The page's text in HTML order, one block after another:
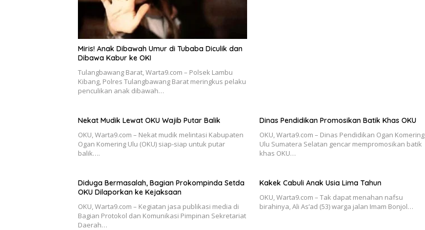
Miris! Anak Dibawah Umur di Tubaba Diculik dan
Dibawa Kabur ke OKI
Tulangbawang Barat, Warta9.com – Polsek Lambu
Kibang, Polres Tulangbawang Barat meringkus pelaku
penculikan anak dibawah…
Nekat Mudik Lewat OKU Wajib Putar Balik
OKU, Warta9.com – Nekat mudik melintasi Kabupaten
Ogan Komering Ulu (OKU) siap-siap untuk putar
balik….
Dinas Pendidikan Promosikan Batik Khas OKU
OKU, Warta9.com – Dinas Pendidikan Ogan Komering
Ulu Sumatera Selatan gencar mempromosikan batik
khas OKU…
Diduga Bermasalah, Bagian Prokompinda Setda
OKU Dilaporkan ke Kejaksaan
OKU, Warta9.com – Kegiatan jasa publikasi media di
Bagian Protokol dan Komunikasi Pimpinan Sekretariat
Daerah…
Kakek Cabuli Anak Usia Lima Tahun
OKU, Warta9.com – Tak dapat menahan nafsu
birahinya, Ali As’ad (53) warga jalan Imam Bonjol…